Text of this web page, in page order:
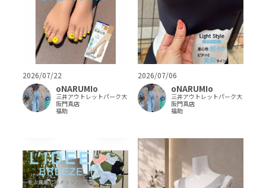
2026/07/22
oNARUMIo
三井アウトレットパーク大
阪門真店
福助
2026/07/06
oNARUMIo
三井アウトレットパーク大
阪門真店
福助